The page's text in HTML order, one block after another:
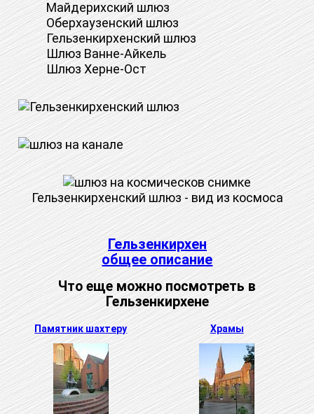
Майдерихский шлюз
Оберхаузенский шлюз
Гельзенкирхенский шлюз
Шлюз Ванне-Айкель
Шлюз Херне-Ост
Гельзенкирхенский шлюз - вид из космоса
Гельзенкирхен
общее описание
Что еще можно посмотреть в
Гельзенкирхене
Памятник шахтеру Храмы